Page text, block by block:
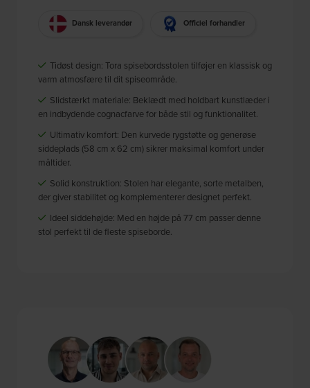
Dansk leverandør Officiel forhandler
Tidøst design: Tora spisebordsstolen tilføjer en klassisk og
varm atmosfære til dit spiseområde.
Slidstærkt materiale: Beklædt med holdbart kunstlæder i
en indbydende cognacfarve for både stil og funktionalitet.
Ultimativ komfort: Den kurvede rygstøtte og generøse
siddeplads (58 cm x 62 cm) sikrer maksimal komfort under
måltider.
Solid konstruktion: Stolen har elegante, sorte metalben,
der giver stabilitet og komplementerer designet perfekt.
Ideel siddehøjde: Med en højde på 77 cm passer denne
stol perfekt til de fleste spiseborde.